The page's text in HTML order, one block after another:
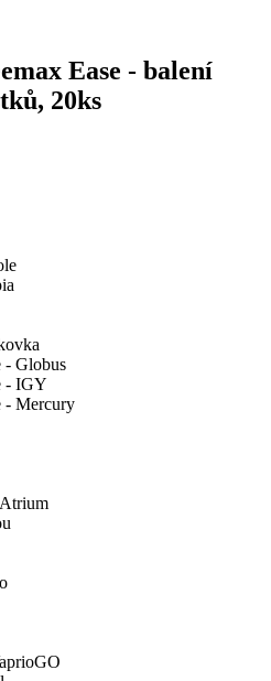
Ease - balení
20ks
- Globus
- IGY
- Mercury